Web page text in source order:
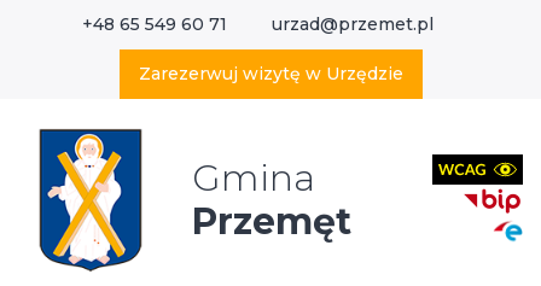
+48 65 549 60 71 urzad@przemet.pl
Zarezerwuj wizytę w Urzędzie
Gmina
Przemęt
Wyszukaj w serwisie